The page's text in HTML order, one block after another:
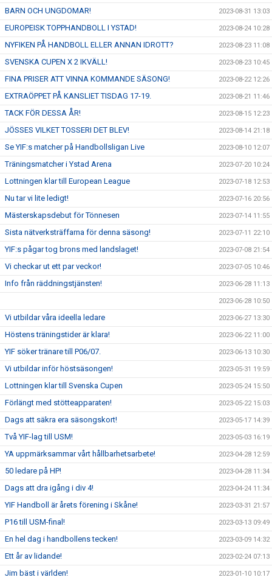
BARN OCH UNGDOMAR! 2023-08-31 13:03
EUROPEISK TOPPHANDBOLL I YSTAD! 2023-08-24 10:28
NYFIKEN PÅ HANDBOLL ELLER ANNAN IDROTT? 2023-08-23 11:08
SVENSKA CUPEN X 2 IKVÄLL! 2023-08-23 10:45
FINA PRISER ATT VINNA KOMMANDE SÄSONG! 2023-08-22 12:26
EXTRAÖPPET PÅ KANSLIET TISDAG 17-19. 2023-08-21 11:46
TACK FÖR DESSA ÅR! 2023-08-15 12:23
JÖSSES VILKET TOSSERI DET BLEV! 2023-08-14 21:18
Se YIF:s matcher på Handbollsligan Live 2023-08-10 12:07
Träningsmatcher i Ystad Arena 2023-07-20 10:24
Lottningen klar till European League 2023-07-18 12:53
Nu tar vi lite ledigt! 2023-07-16 20:56
Mästerskapsdebut för Tönnesen 2023-07-14 11:55
Sista nätverksträffarna för denna säsong! 2023-07-11 22:10
YIF:s pågar tog brons med landslaget! 2023-07-08 21:54
Vi checkar ut ett par veckor! 2023-07-05 10:46
Info från räddningstjänsten! 2023-06-28 11:13
2023-06-28 10:50
Vi utbildar våra ideella ledare 2023-06-27 13:30
Höstens träningstider är klara! 2023-06-22 11:00
YIF söker tränare till P06/07. 2023-06-13 10:30
Vi utbildar inför höstsäsongen! 2023-05-31 19:59
Lottningen klar till Svenska Cupen 2023-05-24 15:50
Förlängt med stötteapparaten! 2023-05-22 15:03
Dags att säkra era säsongskort! 2023-05-17 14:39
Två YIF-lag till USM! 2023-05-03 16:19
YA uppmärksammar vårt hållbarhetsarbete! 2023-04-28 12:59
50 ledare på HP! 2023-04-28 11:34
Dags att dra igång i div 4! 2023-04-24 11:34
YIF Handboll är årets förening i Skåne! 2023-03-31 21:57
P16 till USM-final! 2023-03-13 09:49
En hel dag i handbollens tecken! 2023-03-09 14:32
Ett år av lidande! 2023-02-24 07:13
Jim bäst i världen! 2023-01-10 10:17